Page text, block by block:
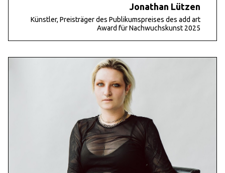
Jonathan Lützen
Künstler, Preisträger des Publikumspreises des add art
Award für Nachwuchskunst 2025